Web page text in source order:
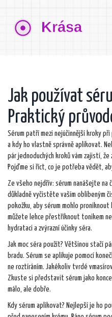
Jak používat
Praktický
Sérum patří mezi nejúčinnější kroky
a kdy ho vlastně správně aplikovat.
pár jednoduchých kroků vám zajistí,
Pojďme si říct, co je potřeba vědět,
Ze všeho nejdřív: sérum nanášejte na
důkladně vyčistěte vaším oblíbeným
pokožku, aby sérum mohlo
můžete lehce přestříknout tonikem
hydrataci a zvýrazní účinky séra.
Jak moc séra použít? Většinou stačí
bradu. Sérum se aplikuje pomocí
ne roztíráním. Jakékoliv tvrdé
Zkuste si představit sérum jako
málo, ale dobře.
Kdy sérum aplikovat? Nejlepší je ho